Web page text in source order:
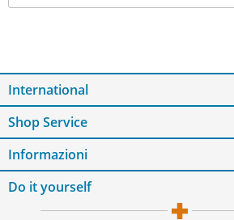
International
Shop Service
Informazioni
Do it yourself